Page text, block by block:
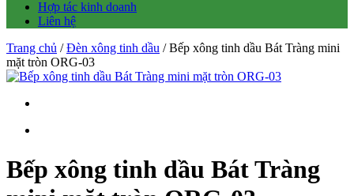
Hợp tác kinh doanh
Liên hệ
Trang chủ /Đèn xông tinh dầu / Bếp xông tinh dầu Bát Tràng mini
mặt tròn ORG-03
Bếp xông tinh dầu Bát Tràng